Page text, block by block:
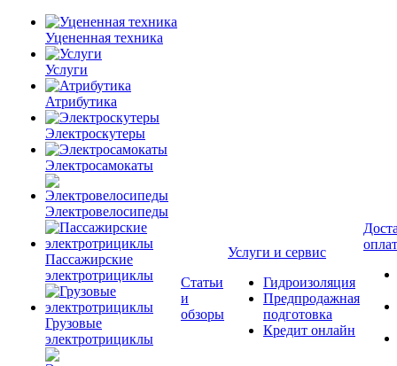
Уцененная техника
Услуги
Атрибутика
Электроскутеры
Электросамокаты
Электровелосипеды
Пассажирские
электротрициклы
Грузовые
электротрициклы
Статьи
и
обзоры
Услуги и сервис
Гидроизоляция
Предпродажная
подготовка
Кредит онлайн